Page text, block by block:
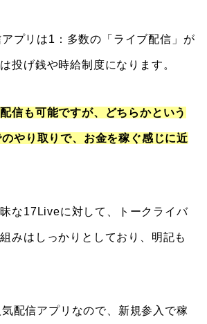
プリは1：多数の「ライブ配信」が
投げ銭や時給制度になります。
信も可能ですが、どちらかという
やり取りで、お金を稼ぐ感じに近
な17Liveに対して、トークライバ
みはしっかりとしており、明記も
配信アプリなので、新規参入で稼